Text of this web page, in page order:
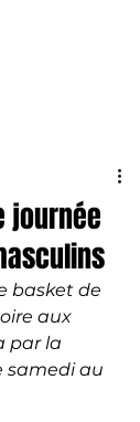
journée
basket de
aux
par la
samedi au